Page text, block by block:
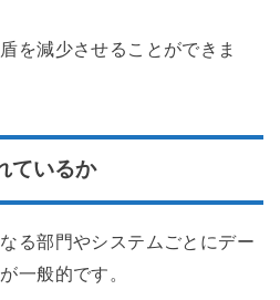
を減少させることができま
ているか
る部門やシステムごとにデー
一般的です。